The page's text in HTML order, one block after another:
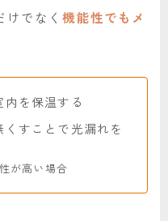
けでなく機能性でもメ
を保温する
すことで光漏れを
が高い場合